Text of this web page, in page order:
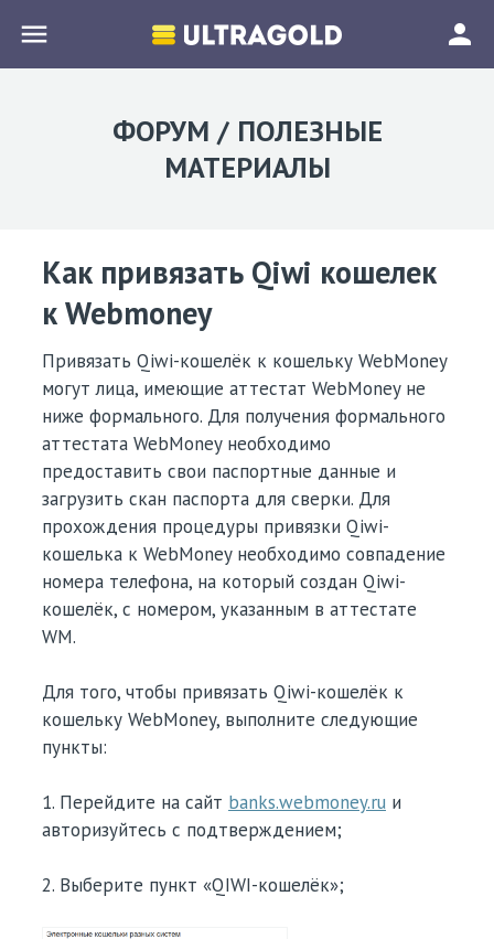
menu person
ФОРУМ / ПОЛЕЗНЫЕ
МАТЕРИАЛЫ
Как привязать Qiwi кошелек
к Webmoney
Привязать Qiwi-кошелёк к кошельку WebMoney
могут лица, имеющие аттестат WebMoney не
ниже формального. Для получения формального
аттестата WebMoney необходимо
предоставить свои паспортные данные и
загрузить скан паспорта для сверки. Для
прохождения процедуры привязки Qiwi-
кошелька к WebMoney необходимо совпадение
номера телефона, на который создан Qiwi-
кошелёк, с номером, указанным в аттестате
WM.
Для того, чтобы привязать Qiwi-кошелёк к
кошельку WebMoney, выполните следующие
пункты:
1. Перейдите на сайт banks.webmoney.ru и
авторизуйтесь с подтверждением;
2. Выберите пункт «QIWI-кошелёк»;